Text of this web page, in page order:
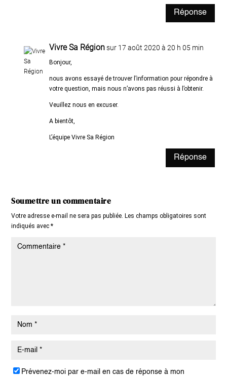
Réponse
Vivre Sa Région sur 17 août 2020 à 20 h 05 min
Bonjour,
nous avons essayé de trouver l’information pour répondre à
votre question, mais nous n’avons pas réussi à l’obtenir.
Veuillez nous en excuser.
A bientôt,
L’équipe Vivre Sa Région
Réponse
Soumettre un commentaire
Votre adresse e-mail ne sera pas publiée. Les champs obligatoires sont
indiqués avec*
Prévenez-moi par e-mail en cas de réponse à mon